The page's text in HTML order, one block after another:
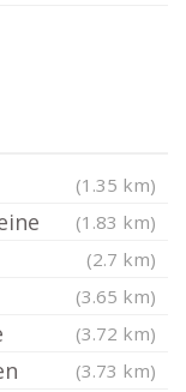
(1.35 km)
(1.83 km)
(2.7 km)
(3.65 km)
(3.72 km)
(3.73 km)